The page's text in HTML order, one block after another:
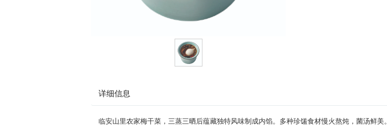
详细信息
临安山里农家梅干菜，三蒸三晒后蕴藏独特风味制成内馅。多种珍馐食材慢火熬炖，菌汤鲜美。